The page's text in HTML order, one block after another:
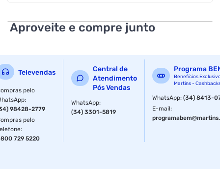
Cordas e mais 1 palheta. Características
Especificações
Material
Aproveite e compre junto
Televendas
pelo
:
98428-2779
pelo
:
729 5220
Central de
Atendimento
Pós Vendas
WhatsApp:
(34) 3301-5819
Programa
Benefícios
Martins -
WhatsApp:(34) 8413-
E-mail: